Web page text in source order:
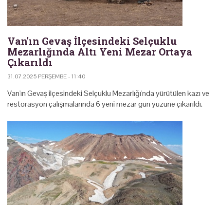
Van'ın Gevaş İlçesindeki Selçuklu
Mezarlığında Altı Yeni Mezar Ortaya
Çıkarıldı
31.07.2025 PERŞEMBE - 11:40
Van'ın Gevaş ilçesindeki Selçuklu Mezarlığı'nda yürütülen kazı ve
restorasyon çalışmalarında 6 yeni mezar gün yüzüne çıkarıldı.